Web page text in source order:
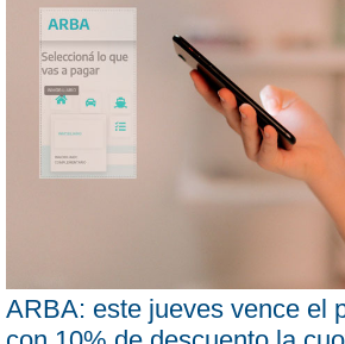
ARBA: este jueves vence el